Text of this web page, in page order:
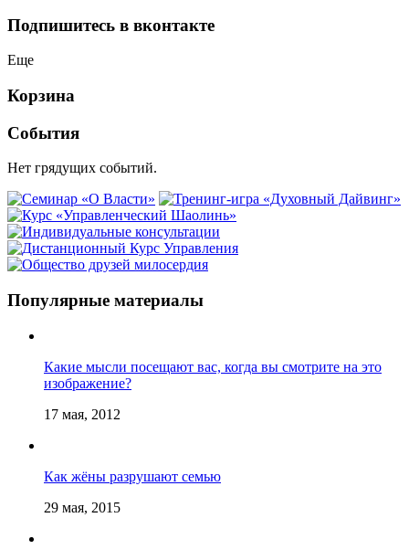
Подпишитесь в вконтакте
Еще
Корзина
События
Нет грядущих событий.
Популярные материалы
Какие мысли посещают вас, когда вы смотрите на это
изображение?
17 мая, 2012
Как жёны разрушают семью
29 мая, 2015